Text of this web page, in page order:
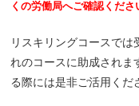
くの労働局へご確認くださ
リスキリングコースで
れのコースに助成されま
る際には是非ご活用くだ